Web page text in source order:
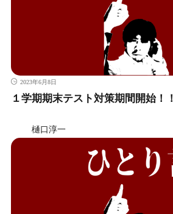
2023年6月8日
１学期期末テスト対策期間開始！！
樋口淳一